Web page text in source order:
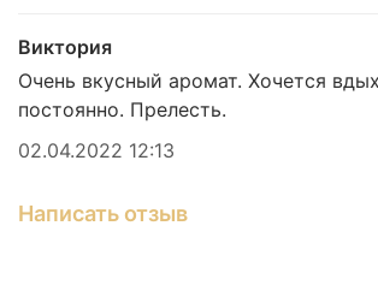
Жасмин (jasminum officinalis)
фея страсти», регулирует
процессы красоты (синтез
гормонов).
снимает эмоциональные
Виктория
Очень вкусный аромат. Хочется
постоянно. Прелесть.
02.04.2022 12:13
Написать отзыв